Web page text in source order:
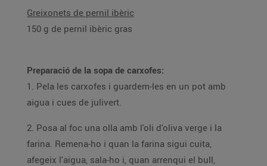
Greixonets de pernil ibèric
150 g de pernil ibèric gras
Preparació de la sopa de carxofes:
1. Pela les carxofes i guardem-les en un pot amb
aigua i cues de julivert.
2. Posa al foc una olla amb l'oli d'oliva verge i la
farina. Remena-ho i quan la farina sigui cuita,
afegeix l'aigua, sala-ho i, quan arrenqui el bull,